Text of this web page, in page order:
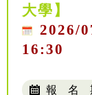
大學】
2026/
16:30
報 名